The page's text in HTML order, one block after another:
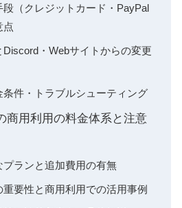
（クレジットカード・PayPal
点
・Webサイトからの変更
件・トラブルシューティング
商用利用の料金体系と注意
ランと追加費用の有無
重要性と商用利用での活用事例